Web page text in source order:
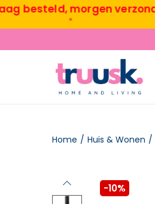
morgen verzonden
Home / Huis & Wonen /
-10%